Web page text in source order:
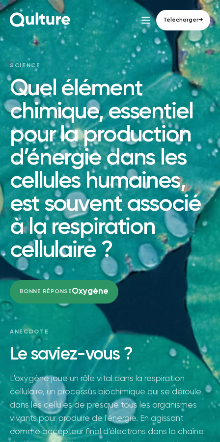
Télécharger→
SCIENCE
Quel élément
chimique, essentiel
pour la production
d’énergie dans les
cellules humaines,
est souvent associé
à la respiration
cellulaire ?
BONNE RÉPONSEOxygène
ANECDOTE
Le saviez-vous ?
L'oxygène joue un rôle vital dans la respiration
cellulaire, un processus biochimique qui se déroule
dans les cellules de presque tous les organismes
vivants pour produire de l'énergie. En agissant
comme accepteur final d'électrons dans la chaîne